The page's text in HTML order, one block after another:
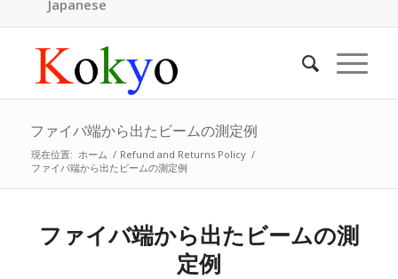
Japanese
ファイバ端から出たビームの測定例
現在位置: ホーム / Refund and Returns Policy /
ファイバ端から出たビームの測定例
ファイバ端から出たビームの測
定例